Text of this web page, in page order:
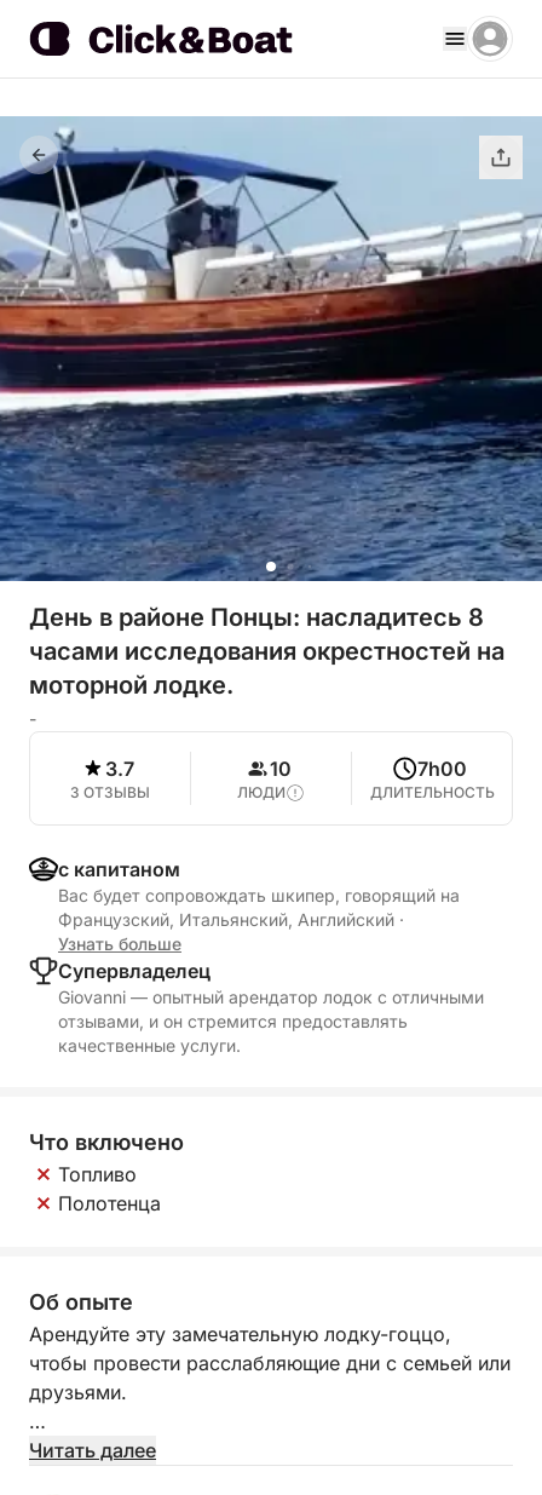
День в районе Понцы: насладитесь 8
часами исследования окрестностей на
моторной лодке.
-
3.7
3 ОТЗЫВЫ
10
ЛЮДИ
7h00
ДЛИТЕЛЬНОСТЬ
с капитаном
Вас будет сопровождать шкипер, говорящий на
Французский, Итальянский, Английский ·
Узнать больше
Cупервладелец
Giovanni — опытный арендатор лодок с отличными
отзывами, и он стремится предоставлять
качественные услуги.
Что включено
Топливо
Полотенца
Об опыте
Арендуйте эту замечательную лодку-гоццо,
чтобы провести расслабляющие дни с семьей или
друзьями.
Лодка-гоццо построена в 2000 году и была
Читать далее